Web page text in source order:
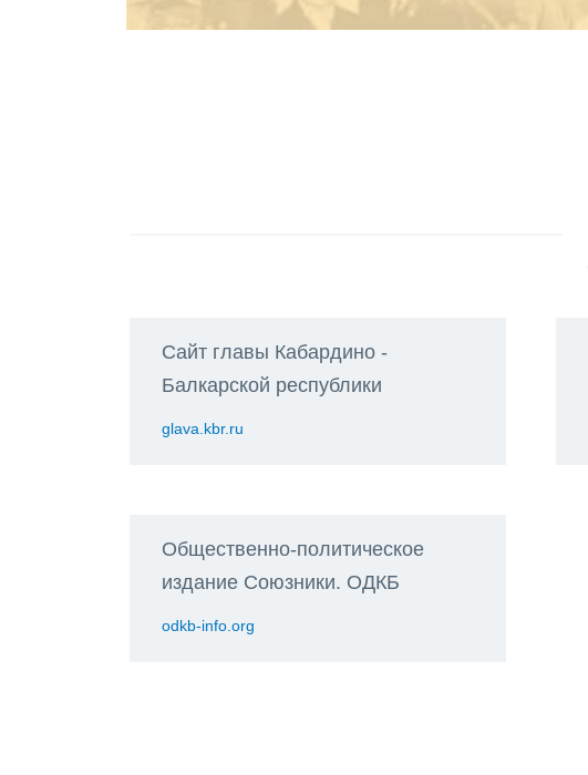
Сайт главы Кабардино -
Балкарской республики
glava.kbr.ru
Общественно-политическое
издание Союзники. ОДКБ
odkb-info.org